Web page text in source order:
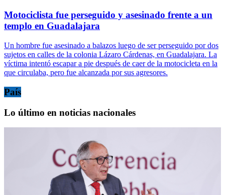
Motociclista fue perseguido y asesinado frente a un
templo en Guadalajara
Un hombre fue asesinado a balazos luego de ser perseguido por dos
sujetos en calles de la colonia Lázaro Cárdenas, en Guadalajara. La
víctima intentó escapar a pie después de caer de la motocicleta en la
que circulaba, pero fue alcanzada por sus agresores.
País
Lo último en noticias nacionales